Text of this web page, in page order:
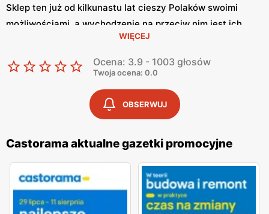
Sklep ten już od kilkunastu lat cieszy Polaków swoimi
możliwościami, a wychodzenie na przeciw nim jest ich
specjalnością! Dzięki licznym promocjom, które są
dostępne w gazetkach online czy w wersjach
papierowych, można odnaleźć dogodny dla siebie produkt
w atrakcyjnej cenie. W ten sposób każdy, kto zdecyduje
Castoramaoszczędza nie tylko pieniądze,
ale również czas! Ten wielkopowierzchniowy sklep dla
zapaleńców budowlanych i ogrodowych posiada również
wiele promocji oraz okazji, których nie ominą nawet
najbardziej wymagający klienci!
Castorama - jaki asortyment czeka na
WIĘCEJ
Ocena: 3.9 - 1003 głosów
Twoja ocena: 0.0
OBSERWUJ
Castorama aktualne gazetki promocyjne